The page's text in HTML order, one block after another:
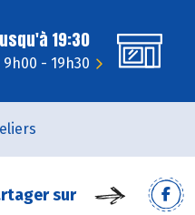
19:30
- 19h30
sur